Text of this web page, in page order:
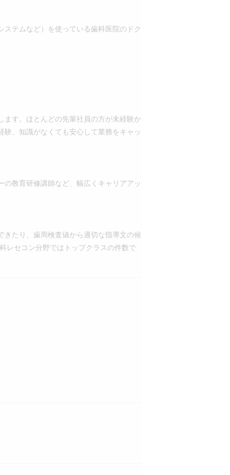
テムなど）を使っている歯科医院のドク
す。ほとんどの先輩社員の方が未経験か
、知識がなくても安心して業務をキャッ
教育研修講師など、幅広くキャリアアッ
たり、歯周検査値から適切な指導文の候
レセコン分野ではトップクラスの件数で